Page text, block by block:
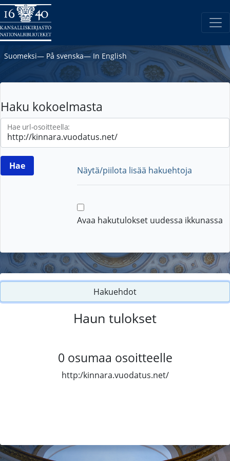
Suomeksi― På svenska― In English
Haku kokoelmasta
Hae url-osoitteella:
Näytä/piilota lisää hakuehtoja
Avaa hakutulokset uudessa ikkunassa
Hakuehdot
Haun tulokset
0 osumaa osoitteelle
http:/kinnara.vuodatus.net/